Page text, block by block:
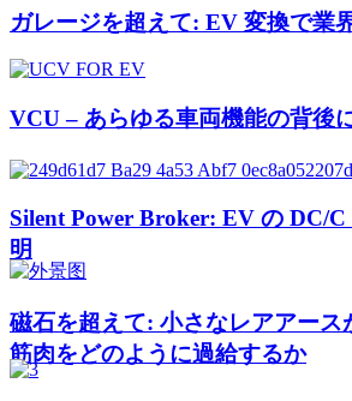
ガレージを超えて: EV 変換で業
VCU – あらゆる車両機能の背後
Silent Power Broker: EV の DC/
明
磁石を超えて: 小さなレアアース
筋肉をどのように過給するか